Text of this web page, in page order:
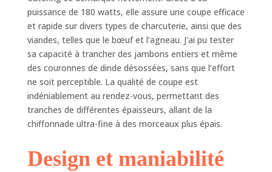
puissance de 180 watts, elle assure une coupe efficace
et rapide sur divers types de charcuterie, ainsi que des
viandes, telles que le bœuf et l’agneau. J’ai pu tester
sa capacité à trancher des jambons entiers et même
des couronnes de dinde désossées, sans que l’effort
ne soit perceptible. La qualité de coupe est
indéniablement au rendez-vous, permettant des
tranches de différentes épaisseurs, allant de la
chiffonnade ultra-fine à des morceaux plus épais.
Design et maniabilité